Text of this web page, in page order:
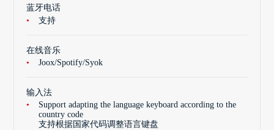
蓝牙电话
支持
在线音乐
Joox/Spotify/Syok
输入法
Support adapting the language keyboard according to the
country code
支持根据国家代码调整语言键盘